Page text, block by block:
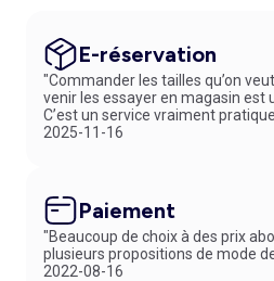
un modèle uni, à petits pois ou fines
bohème avec une
également lachemise de nuit à
et col de chemise. Son motif tendance
longue chemise masculine vous habille
E-réservation
"Commander les tailles qu’on
venir les essayer en magasin est
C’est un service vraiment
2025-11-16
Paiement
"Beaucoup de choix à des prix
plusieurs propositions de mode
2022-08-16